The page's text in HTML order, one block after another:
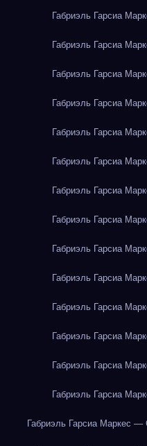
Габриэль Гарсиа
Габриэль Гарсиа
Габриэль Гарсиа
Габриэль Гарсиа
Габриэль Гарсиа
Габриэль Гарсиа
Габриэль Гарсиа
Габриэль Гарсиа
Габриэль Гарсиа
Габриэль Гарсиа
Габриэль Гарсиа
Габриэль Гарсиа
Габриэль Гарсиа
Габриэль Гарсиа
Габриэль Гарсиа Маркес —